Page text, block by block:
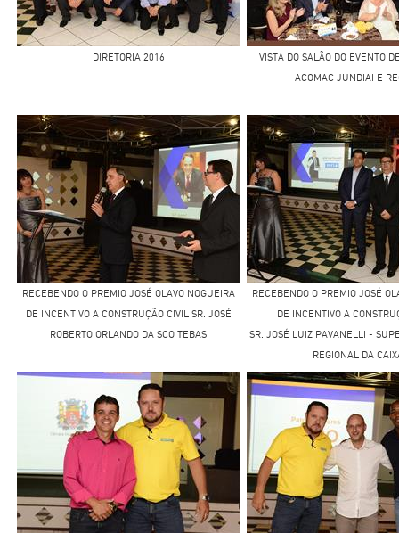
DIRETORIA 2016
VISTA DO SALÃO DO EVENTO
ACOMAC JUNDIAI E
RECEBENDO O PREMIO JOSÉ OLAVO NOGUEIRA
DE INCENTIVO A CONSTRUÇÃO CIVIL SR. JOSÉ
ROBERTO ORLANDO DA SCO TEBAS
RECEBENDO O PREMIO JOSÉ
DE INCENTIVO A
SR. JOSÉ LUIZ PAVANELLI -
REGIONAL DA